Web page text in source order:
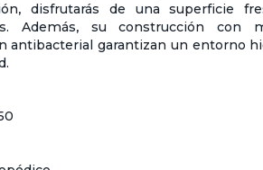
disfrutarás de una superficie
Además, su construcción con
antibacterial garantizan un entorno